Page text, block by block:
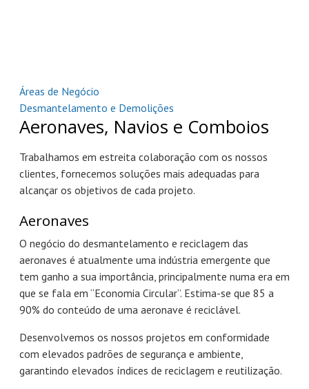
Áreas de Negócio
Desmantelamento e Demolições
Aeronaves, Navios e Comboios
Trabalhamos em estreita colaboração com os nossos
clientes, fornecemos soluções mais adequadas para
alcançar os objetivos de cada projeto.
Aeronaves
O negócio do desmantelamento e reciclagem das
aeronaves é atualmente uma indústria emergente que
tem ganho a sua importância, principalmente numa era em
que se fala em “Economia Circular”. Estima-se que 85 a
90% do conteúdo de uma aeronave é reciclável.
Desenvolvemos os nossos projetos em conformidade
com elevados padrões de segurança e ambiente,
garantindo elevados índices de reciclagem e reutilização.